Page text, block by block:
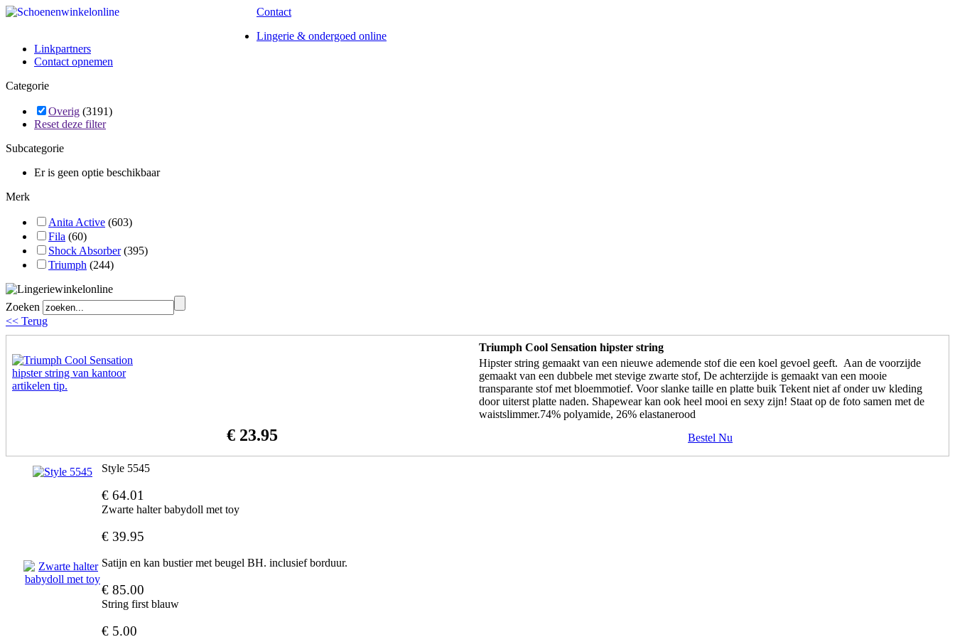
Contact
Lingerie & ondergoed online
Linkpartners
Contact opnemen
Categorie
Overig (3191)
Reset deze filter
Subcategorie
Er is geen optie beschikbaar
Merk
Anita Active (603)
Fila (60)
Shock Absorber(395)
Triumph (244)
Zoeken
<< Terug
Triumph Cool Sensation hipster string
Hipster string gemaakt van een nieuwe ademende stof die een koel gevoel geeft. Aan de voorzijde
gemaakt van een dubbele met stevige zwarte stof, De achterzijde is gemaakt van een mooie
transparante stof met bloemmotief. Voor slanke taille en platte buik Tekent niet af onder uw kleding
door uiterst platte naden. Shapewear kan ook heel mooi en sexy zijn! Staat op de foto samen met de
waistslimmer.74% polyamide, 26% elastanerood
€ 23.95 Bestel Nu
Style 5545
€ 64.01
Zwarte halter babydoll met toy
€ 39.95
Satijn en kan bustier met beugel BH. inclusief borduur.
€ 85.00
String first blauw
€ 5.00